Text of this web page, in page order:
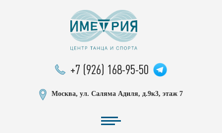
+7 (926) 168-95-50
Москва, ул. Саляма Адиля, д.9к3, этаж 7